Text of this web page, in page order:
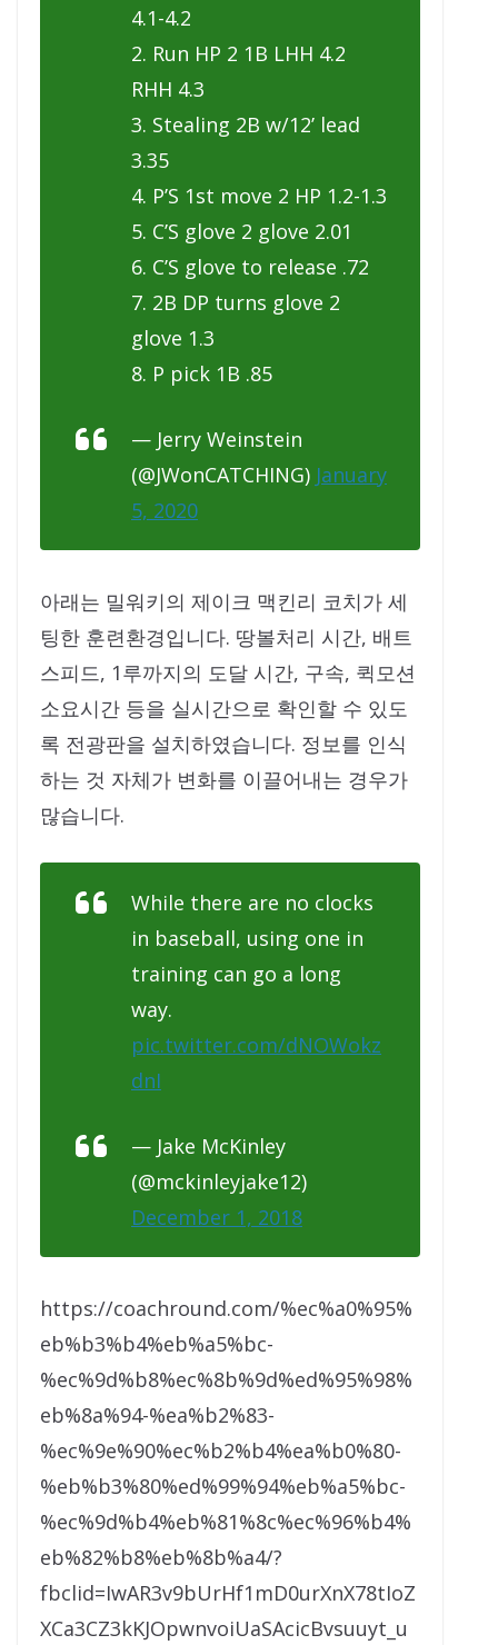
4.1-4.2
2. Run HP 2 1B LHH 4.2
RHH 4.3
3. Stealing 2B w/12’ lead
3.35
4. P’S 1st move 2 HP 1.2-1.3
5. C’S glove 2 glove 2.01
6. C’S glove to release .72
7. 2B DP turns glove 2
glove 1.3
8. P pick 1B .85
— Jerry Weinstein
(@JWonCATCHING) January
5, 2020
아래는 밀워키의 제이크 맥킨리 코치가 세
팅한 훈련환경입니다. 땅볼처리 시간, 배트
스피드, 1루까지의 도달 시간, 구속, 퀵모션
소요시간 등을 실시간으로 확인할 수 있도
록 전광판을 설치하였습니다. 정보를 인식
하는 것 자체가 변화를 이끌어내는 경우가
많습니다.
While there are no clocks
in baseball, using one in
training can go a long
way.
pic.twitter.com/dNOWokz
dnI
— Jake McKinley
(@mckinleyjake12)
December 1, 2018
https://coachround.com/%ec%a0%95%
eb%b3%b4%eb%a5%bc-
%ec%9d%b8%ec%8b%9d%ed%95%98%
eb%8a%94-%ea%b2%83-
%ec%9e%90%ec%b2%b4%ea%b0%80-
%eb%b3%80%ed%99%94%eb%a5%bc-
%ec%9d%b4%eb%81%8c%ec%96%b4%
eb%82%b8%eb%8b%a4/?
fbclid=IwAR3v9bUrHf1mD0urXnX78tIoZ
XCa3CZ3kKJOpwnvoiUaSAcicBvsuuyt_u